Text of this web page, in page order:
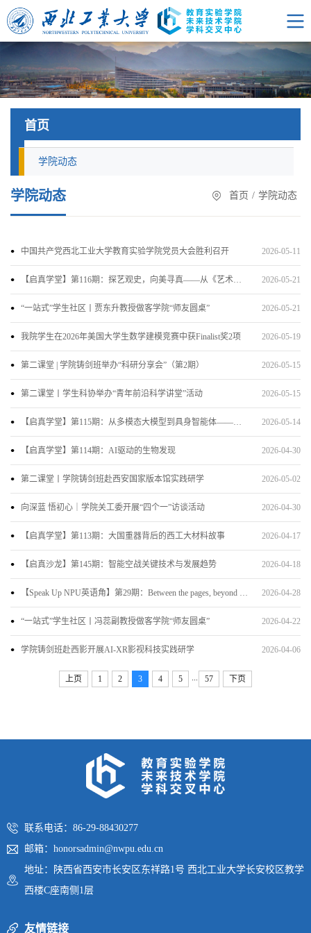
首页
学院动态
学院动态 首页 / 学院动态
中国共产党西北工业大学教育实验学院党员大会胜利召开 2026-05-11
2026-05-21
“一站式”学生社区丨贾东升教授做客学院“师友圆桌” 2026-05-21
我院学生在2026年美国大学生数学建模竞赛中获Finalist奖2项 2026-05-19
第二课堂 | 学院铸剑班举办“科研分享会”（第2期） 2026-05-15
第二课堂丨学生科协举办“青年前沿科学讲堂”活动 2026-05-15
2026-05-14
【启真学堂】第114期：AI驱动的生物发现 2026-04-30
第二课堂丨学院铸剑班赴西安国家版本馆实践研学 2026-05-02
向深蓝 悟初心｜学院关工委开展“四个一”访谈活动 2026-04-30
【启真学堂】第113期：大国重器背后的西工大材料故事 2026-04-17
【启真沙龙】第145期：智能空战关键技术与发展趋势 2026-04-18
2026-04-28
“一站式”学生社区丨冯蕊副教授做客学院“师友圆桌” 2026-04-22
学院铸剑班赴西影开展AI-XR影视科技实践研学 2026-04-06
上页 1 2 3 4 5 ... 57 下页
联系电话：86-29-88430277
邮箱：honorsadmin@nwpu.edu.cn
地址：陕西省西安市长安区东祥路1号 西北工业大学长安校区教学
西楼C座南侧1层
友情链接